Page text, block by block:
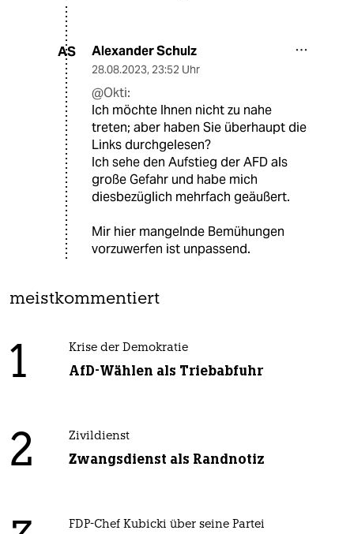
AS Alexander Schulz
28.08.2023, 23:52 Uhr
@Okti:
Ich möchte Ihnen nicht zu nahe
treten; aber haben Sie überhaupt die
Links durchgelesen?
Ich sehe den Aufstieg der AFD als
große Gefahr und habe mich
diesbezüglich mehrfach geäußert.
Mir hier mangelnde Bemühungen
vorzuwerfen ist unpassend.
meistkommentiert
1 Krise der Demokratie
AfD-Wählen als Triebabfuhr
2 Zivildienst
Zwangsdienst als Randnotiz
FDP-Chef Kubicki über seine Partei